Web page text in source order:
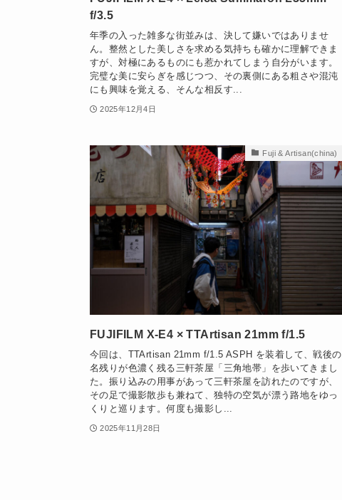
f/3.5
年季の入った雑多な街並みは、決して嫌いではありませ
ん。整然とした美しさを求める気持ちも確かに理解できま
すが、対極にあるものにも惹かれてしまう自分がいます。
完璧な美に安らぎを感じつつ、その裏側にある粗さや混沌
にも興味を覚える、そんな相反す...
2025年12月4日
Fuji & Artisan(china)
FUJIFILM X-E4 × TTArtisan 21mm f/1.5
今回は、TTArtisan 21mm f/1.5 ASPH を装着して、戦後の
名残りが色濃く残る三軒茶屋「三角地帯」を歩いてきまし
た。振り込みの用事があって三軒茶屋を訪れたのですが、
その足で撮影散歩も兼ねて、独特の空気が漂う路地をゆっ
くりと巡ります。何度も撮影し...
2025年11月28日